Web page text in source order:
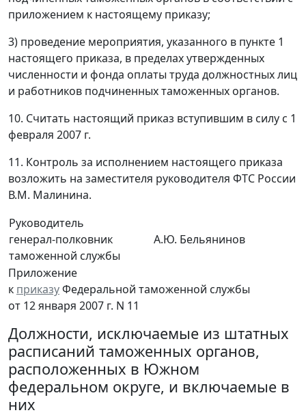
приложением к настоящему приказу;
3) проведение мероприятия, указанного в пункте 1
настоящего приказа, в пределах утвержденных
численности и фонда оплаты труда должностных лиц
и работников подчиненных таможенных органов.
10. Считать настоящий приказ вступившим в силу с 1
февраля 2007 г.
11. Контроль за исполнением настоящего приказа
возложить на заместителя руководителя ФТС России
В.М. Малинина.
Руководитель
генерал-полковник
таможенной службы
А.Ю. Бельянинов
Приложение
к приказуФедеральной таможенной службы
от 12 января 2007 г. N 11
Должности, исключаемые из штатных
расписаний таможенных органов,
расположенных в Южном
федеральном округе, и включаемые в
них